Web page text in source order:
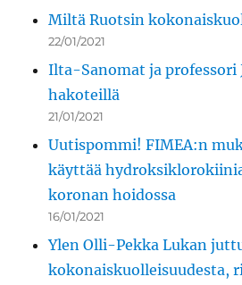
Miltä Ruotsin
22/01/2021
Ilta-Sanomat ja professori
hakoteillä
21/01/2021
Uutispommi! FIMEA:n
käyttää
koronan hoidossa
16/01/2021
Ylen Olli-Pekka Lukan
kokonaiskuolleisuudesta,